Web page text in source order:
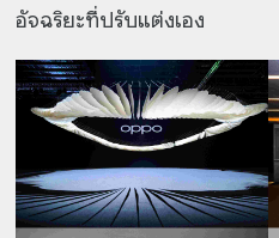
อัจฉริยะที่ปรับแต่งเอง